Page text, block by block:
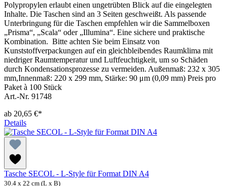
Polypropylen erlaubt einen ungetrübten Blick auf die eingelegten
Inhalte. Die Taschen sind an 3 Seiten geschweißt. Als passende
Unterbringung für die Taschen empfehlen wir die Sammelboxen
„Prisma“, „Scala“ oder „Illumina“. Eine sichere und praktische
Kombination. Bitte achten Sie beim Einsatz von
Kunststoffverpackungen auf ein gleichbleibendes Raumklima mit
niedriger Raumtemperatur und Luftfeuchtigkeit, um so Schäden
durch Kondensationsprozesse zu vermeiden. Außenmaß: 232 x 305
mm,Innenmaß: 220 x 299 mm, Stärke: 90 μm (0,09 mm) Preis pro
Paket à 100 Stück
Art.-Nr. 91748
ab 20,65 €*
Details
Tasche SECOL - L-Style für Format DIN A4
30.4 x 22 cm (L x B)